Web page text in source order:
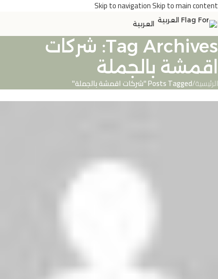
Skip to navigationSkip to main content
العربية
Tag Archives: شركات
اقمشة بالجملة
الرئيسية/Posts Tagged "شركات اقمشة بالجملة"